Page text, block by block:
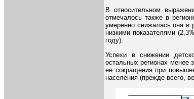
В относительном
отмечалось также в
умеренно снижалась она в
низкими показателями
году).
Успехи в снижении
остальных регионах менее
ее сокращения при
населения (прежде всего,